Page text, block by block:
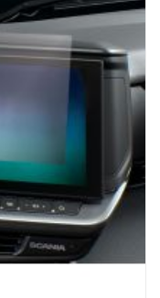
que el producto no está
completos.
el número de ejes
dispone de la
y eficaz.
y la
esté siempre lista
para que el